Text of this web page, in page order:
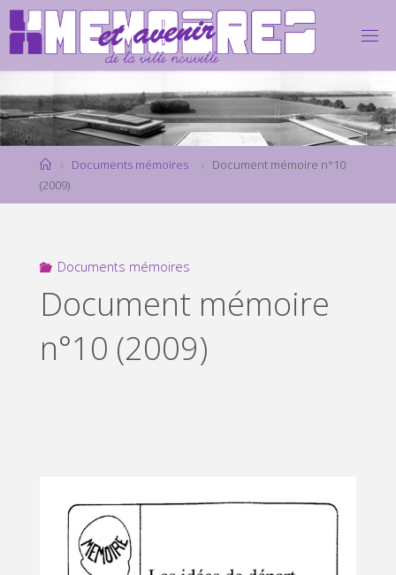
Skip
to
content
HomeDocuments mémoires
Document mémoire n°10
(2009)
Documents mémoires
Document mémoire
n°10 (2009)